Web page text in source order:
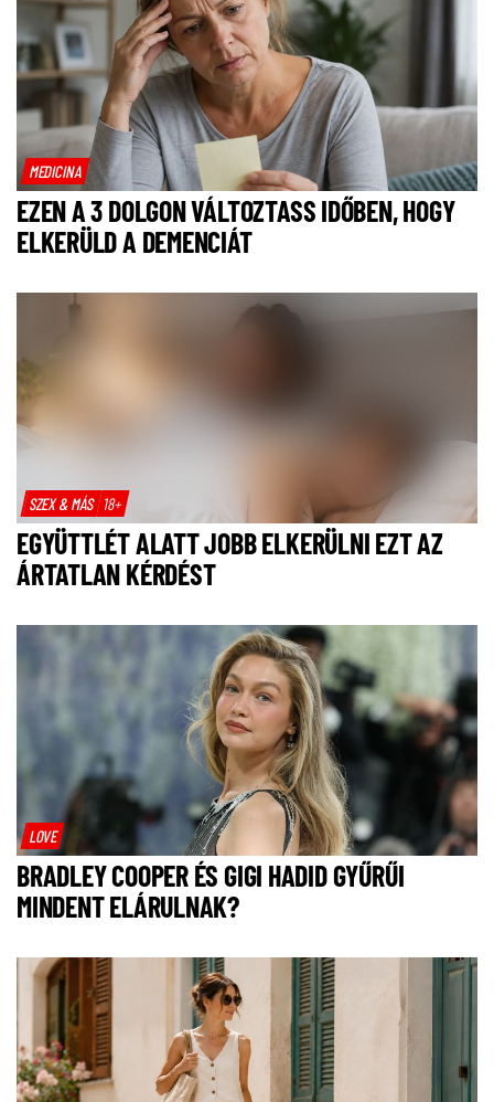
MEDICINA
EZEN A 3 DOLGON VÁLTOZTASS IDŐBEN, HOGY
ELKERÜLD A DEMENCIÁT
SZEX & MÁS 18+
EGYÜTTLÉT ALATT JOBB ELKERÜLNI EZT AZ
ÁRTATLAN KÉRDÉST
LOVE
BRADLEY COOPER ÉS GIGI HADID GYŰRŰI
MINDENT ELÁRULNAK?